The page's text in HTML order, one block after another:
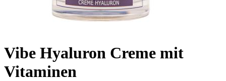
Vibe Hyaluron Creme mit
Vitaminen